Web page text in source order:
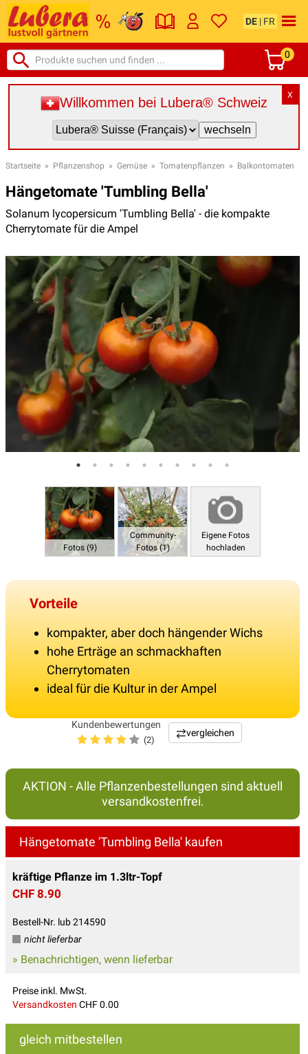
DE | FR
0
X
Willkommen bei Lubera® Schweiz
Startseite » Pflanzenshop » Gemüse » Tomatenpflanzen » Balkontomaten
Hängetomate 'Tumbling Bella'
Solanum lycopersicum 'Tumbling Bella' - die kompakte
Cherrytomate für die Ampel
Fotos (9)
Community-
Fotos (1)
Eigene Fotos
hochladen
Vorteile
kompakter, aber doch hängender Wichs
hohe Erträge an schmackhaften
Cherrytomaten
ideal für die Kultur in der Ampel
Kundenbewertungen
(2)
vergleichen
AKTION - Alle Pflanzenbestellungen sind aktuell
versandkostenfrei.
Hängetomate 'Tumbling Bella' kaufen
kräftige Pflanze im 1.3ltr-Topf
CHF 8.90
Bestell-Nr. lub 214590
nicht lieferbar
» Benachrichtigen, wenn lieferbar
Preise inkl. MwSt.
Versandkosten CHF 0.00
gleich mitbestellen